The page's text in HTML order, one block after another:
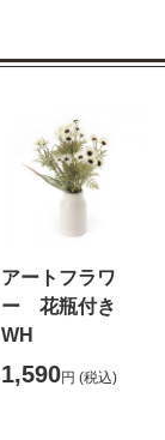
アートフラワ
ー 花瓶付き
WH
1,590円 (税込)